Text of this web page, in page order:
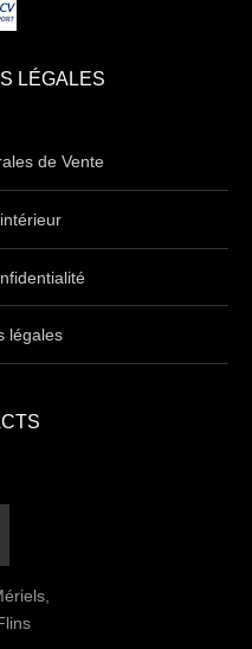
LÉGALES
de Vente
légales